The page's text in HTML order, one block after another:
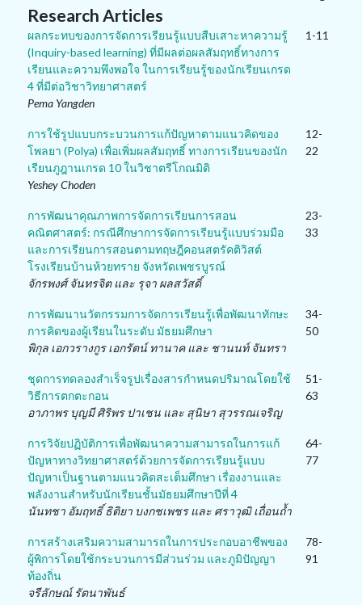
Research Articles
ผลกระทบของการจัดการเรียนรู้แบบสืบเสาะหาความรู้
(Inquiry-based learning) ที่มีผลต่อผลสัมฤทธิ์ทางการ
เรียนและความพึงพอใจ ในการเรียนรู้ของนักเรียนเกรด
4 ที่มีต่อวิชาวิทยาศาสตร์
Pema Yangden
1-11
การใช้รูปแบบกระบวนการแก้ปัญหาตามแนวคิดของ
โพลยา (Polya) เพื่อเพิ่มผลสัมฤทธิ์ ทางการเรียนของนัก
เรียนภูฎานเกรด 10 ในวิชาตรีโกณมิติ
Yeshey Choden
12-
22
การพัฒนาคุณภาพการจัดการเรียนการสอน
คณิตศาสตร์: กรณีศึกษาการจัดการเรียนรู้แบบร่วมมือ
และการเรียนการสอนตามทฤษฎีคอนสตรัคติวิสต์
โรงเรียนบ้านห้วยทราย จังหวัดเพชรบูรณ์
จักรพงศ์ จันทรจิต และ รุจา ผลสวัสดิ์
23-
33
การพัฒนานวัตกรรมการจัดการเรียนรู้เพื่อพัฒนาทักษะ
การคิดของผู้เรียนในระดับ มัธยมศึกษา
พิกุล เอกวรางกูร เอกรัตน์ ทานาค และ ชานนท์ จันทรา
34-
50
ชุดการทดลองสำเร็จรูปเรื่องสารกำหนดปริมาณโดยใช้
วิธีการตกตะกอน
อาภาพร บุญมี ศิริพร ปาเชน และ สุนิษา สุวรรณเจริญ
51-
63
การวิจัยปฏิบัติการเพื่อพัฒนาความสามารถในการแก้
ปัญหาทางวิทยาศาสตร์ด้วยการจัดการเรียนรู้แบบ
ปัญหาเป็นฐานตามแนวคิดสะเต็มศึกษา เรื่องงานและ
พลังงานสำหรับนักเรียนชั้นมัธยมศึกษาปีที่ 4
นันทชา อัมฤทธิ์ ธิติยา บงกชเพชร และ ศราวุฒิ เถื่อนถ้ำ
64-
77
การสร้างเสริมความสามารถในการประกอบอาชีพของ
ผู้พิการโดยใช้กระบวนการมีส่วนร่วม และภูมิปัญญา
ท้องถิ่น
จรีลักษณ์ รัตนาพันธ์
78-
91